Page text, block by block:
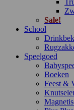
Sale!
School
Speelgoed
Boeken
Feest &